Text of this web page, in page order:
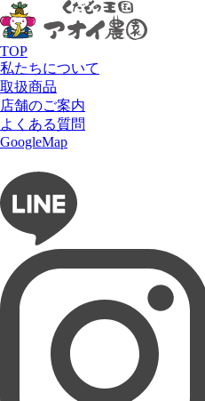
TOP
私たちについて
取扱商品
フルーツショップ アオイ農園
タルト専門店 Lumière du ciel
ネットショップ 愛の果実
店舗のご案内
よくある質問
GoogleMap
HOME
フルーツで選ぶ